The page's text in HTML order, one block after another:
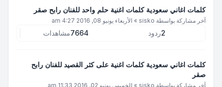
كلمات اغاني سعودية كلمات اغنية حلم واحد للفنان رابح صقر
آخر مشاركة بواسطة sisko
» الأربعاء يونيو 08, 2016 4:27 am
2ردود 7664مشاهدات
كلمات اغاني سعودية كلمات اغنية على كثر القصيد للفنان رابح
صقر
آخر مشاركة بواسطة sisko
» الخميس يونيو 02, 2016 11:33 am